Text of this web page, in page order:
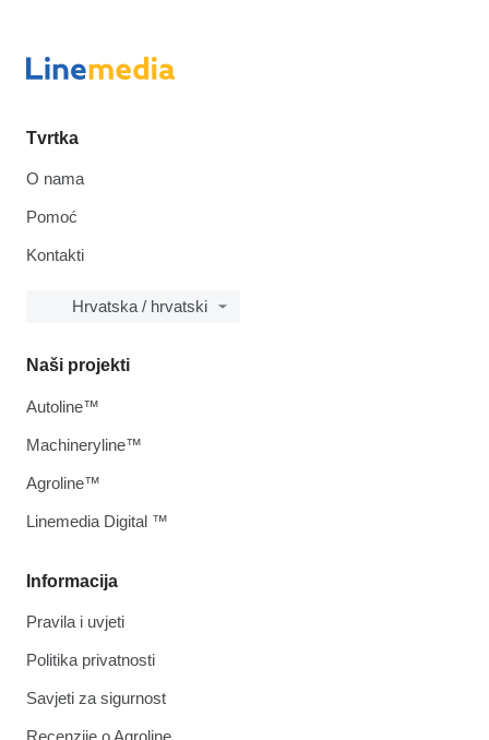
Tvrtka
O nama
Pomoć
Kontakti
Hrvatska / hrvatski
Informacija
Pravila i uvjeti
Politika privatnosti
Savjeti za sigurnost
Recenzije o Agroline
Naši projekti
Autoline™
Machineryline™
Agroline™
Linemedia Digital ™